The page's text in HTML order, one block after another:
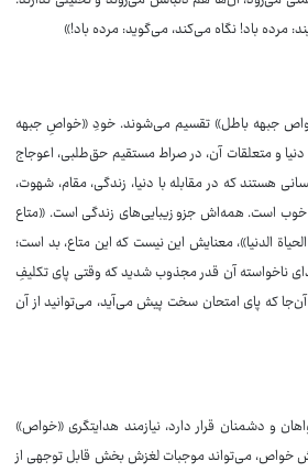
مرده باد! نگاه می‌کند، می‌گوید: مرده باد!»
جبهه باطل» تقسیم می‌شوند. خودِ «خواصِ جبهه
و متعلقات آن، در صراط مستقیم حق‌طلبی، اعوجاج
هستند که در مقابله با دنیا، زندگی، مقام، شهوت،
خوب است. همه‌اش جزو زیبایی‌های زندگی است. «متاع
الدنیا»، معنایش این نیست که این متاع، بد است؛
ناخواسته آن قدر مجذوب شدید که وقتی پای تکلیفِ
که پای امتحان سخت پیش می‌آید، می‌توانید از آن
و دشمنان قرار دارد، نیازمند هدایتگری «خواص»
خواص، می‌تواند موجبات لغزش بخش قابل توجهی از